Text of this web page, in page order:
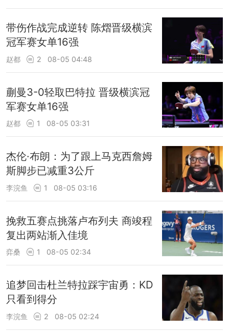
带伤作战完成逆转 陈熠晋级横滨
冠军赛女单16强
赵都 2 08-05 04:48
蒯曼3-0轻取巴特拉 晋级横滨冠
军赛女单16强
赵都 1 08-05 03:31
杰伦·布朗：为了跟上马克西詹姆
斯脚步已减重3公斤
李浣鱼 1 08-05 03:16
挽救五赛点挑落卢布列夫 商竣程
复出两站渐入佳境
弈桑 1 08-05 02:34
追梦回击杜兰特拉踩宇宙勇：KD
只看到得分
李浣鱼 2 08-05 02:24